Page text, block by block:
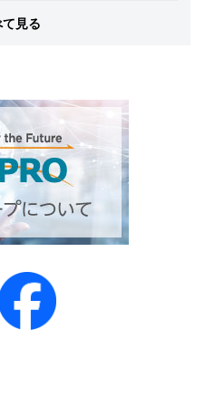
# テクノプロ・IT
見る